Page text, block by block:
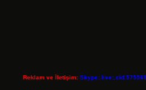
Reklam ve İletişim: Skype: